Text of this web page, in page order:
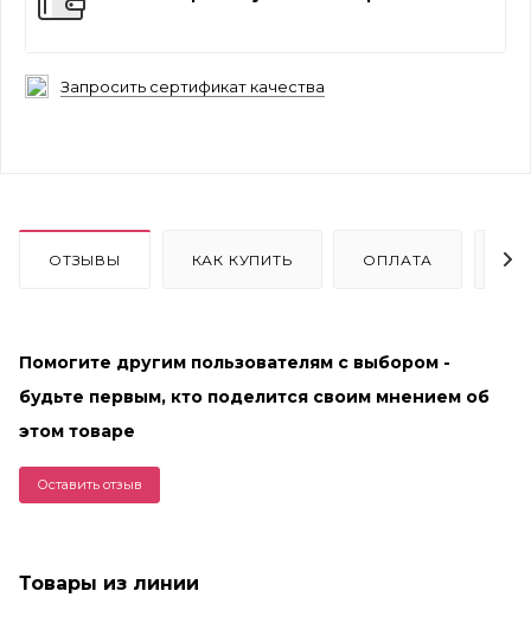
Запросить сертификат качества
ОТЗЫВЫ КАК КУПИТЬ ОПЛАТА
Помогите другим пользователям с выбором -
будьте первым, кто поделится своим мнением об
этом товаре
Оставить отзыв
Товары из линии